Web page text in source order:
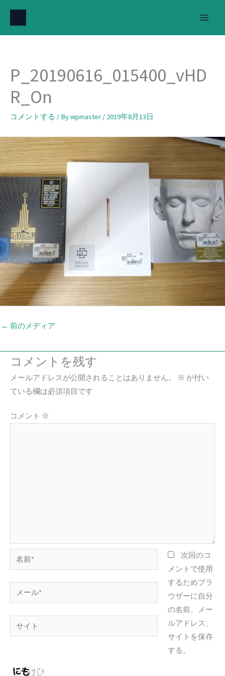
を
P_20190616_015400_vHD
R_On
コメントする / Bywpmaster / 2019年8月13日
← 前のメディア
コメントを残す
メールアドレスが公開されることはありません。 ※ が付い
ている欄は必須項目です
コメント ※
前
*
ー
ル
イ
次回のコ
メントで使用
するためブラ
ウザーに自分
の名前、メー
ルアドレス、
サイトを保存
する。